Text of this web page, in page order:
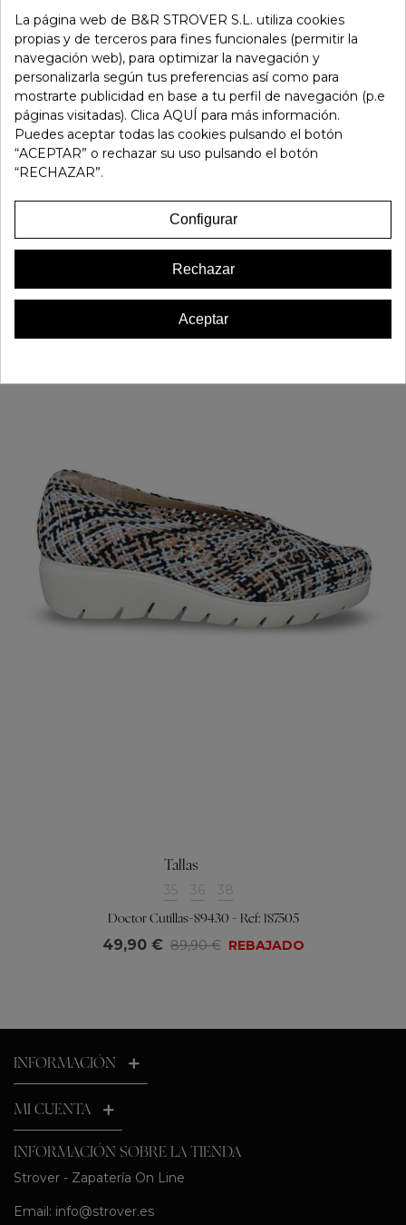
-
Añadir Al Carrito
Referencia: 105335
Marca: Pitillos
Favorito 0
16 OTROS PRODUCTOS EN LA MISMA CATEGORÍA:
Tallas
35 36 38
Doctor Cutillas-89430 - Ref: 187505
49,90 € 89,90 € REBAJADO
INFORMACIÓN
MI CUENTA
INFORMACIÓN SOBRE LA TIENDA
Strover - Zapatería On Line
Email: info@strover.es
La página web de B&R STROVER S.L. utiliza cookies
propias y de terceros para fines funcionales (permitir la
navegación web), para optimizar la navegación y
personalizarla según tus preferencias así como para
mostrarte publicidad en base a tu perfil de navegación (p.e
páginas visitadas). Clica AQUÍ para más información.
Puedes aceptar todas las cookies pulsando el botón
“ACEPTAR” o rechazar su uso pulsando el botón
“RECHAZAR”.
Configurar
Rechazar
Aceptar